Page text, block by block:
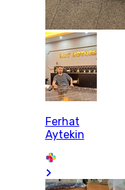
Ferhat
Aytekin